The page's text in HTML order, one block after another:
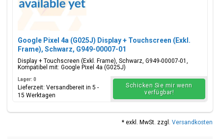
Google Pixel 4a (G025J) Display + Touchscreen (Exkl.
Frame), Schwarz, G949-00007-01
Display + Touchscreen (Exkl. Frame), Schwarz, G949-00007-01,
Kompatibel mit: Google Pixel 4a (G025J)
Lager: 0
Lieferzeit: Versandbereit in 5 -
15 Werktagen
Schicken Sie mir wenn
verfügbar!
* exkl. MwSt. zzgl. Versandkosten